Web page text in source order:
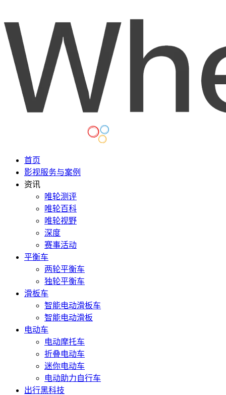
首页
影视服务与案例
资讯
唯轮测评
唯轮百科
唯轮视野
深度
赛事活动
平衡车
两轮平衡车
独轮平衡车
滑板车
智能电动滑板车
智能电动滑板
电动车
电动摩托车
折叠电动车
迷你电动车
电动助力自行车
出行黑科技